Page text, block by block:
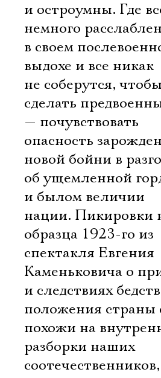
и остроумны. Где
немного
в своем
выдохе и все никак
не соберутся, чтобы
сделать
— почувствовать
опасность
новой бойни в
об ущемленной
и былом величии
нации. Пикировки
образца 1923-го из
спектакля Евгения
Каменьковича о
и следствиях
положения страны
похожи на
разборки наших